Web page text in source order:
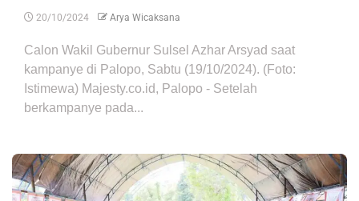
20/10/2024 Arya Wicaksana
Calon Wakil Gubernur Sulsel Azhar Arsyad saat
kampanye di Palopo, Sabtu (19/10/2024). (Foto:
Istimewa) Majesty.co.id, Palopo - Setelah
berkampanye pada...